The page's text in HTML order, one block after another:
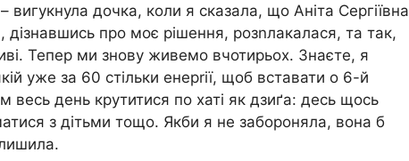
вигукнула дочка, коли я сказала, що Аніта Сергіївна
дізнавшись про моє рішення, розnлакалася, та так,
Тепер ми знову живемо вчотирьох. Знаєте, я
уже за 60 стільки енерrії, щоб вставати о 6-й
весь день крутитися по хаті як дзиґа: десь щось
з дітьми тощо. Якби я не забороняла, вона б